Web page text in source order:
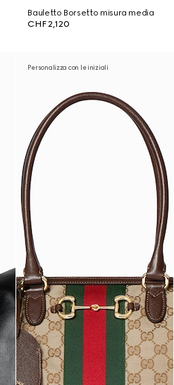
Bauletto Borsetto misura media
CHF 2,120
Personalizza con le iniziali